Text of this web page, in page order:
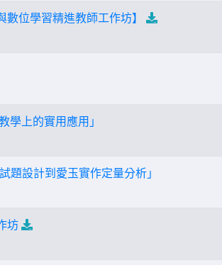
位學習精進教師工作坊】
學上的實用應用」
題設計到愛玉實作定量分析」
坊